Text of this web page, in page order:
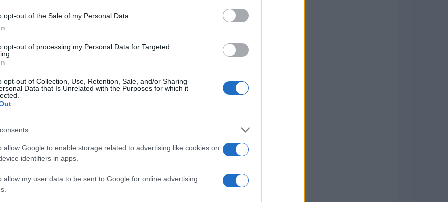
opt-out of the Sale of my Personal Data.
opt-out of processing my Personal Data for Targeted
opt-out of Collection, Use, Retention, Sale, and/or Sharing
Data that Is Unrelated with the Purposes for which it
allow Google to enable storage related to advertising like cookies on
identifiers in apps.
allow my user data to be sent to Google for online advertising
nel campo o a chi desidera facilitare
policy maker, operatori di sviluppo,
rotondaefficace combina una proposta
i partecipanti; il nostro team è pronto
la costruzione dell’agenda finale.
rotonda
temi complessi con un approccio pratico e
tra stakeholder diversi. A differenza di
il dialogo e la co-produzione di soluzioni,
dell’ICT4D come scalabilità, sostenibilità
rotonda significa anche contribuire a